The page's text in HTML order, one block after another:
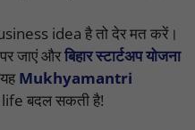
idea है तो देर मत करें।
पर जाएं औरबिहार स्टार्टअप योजना
Mukhyamantri
बदल सकती है!